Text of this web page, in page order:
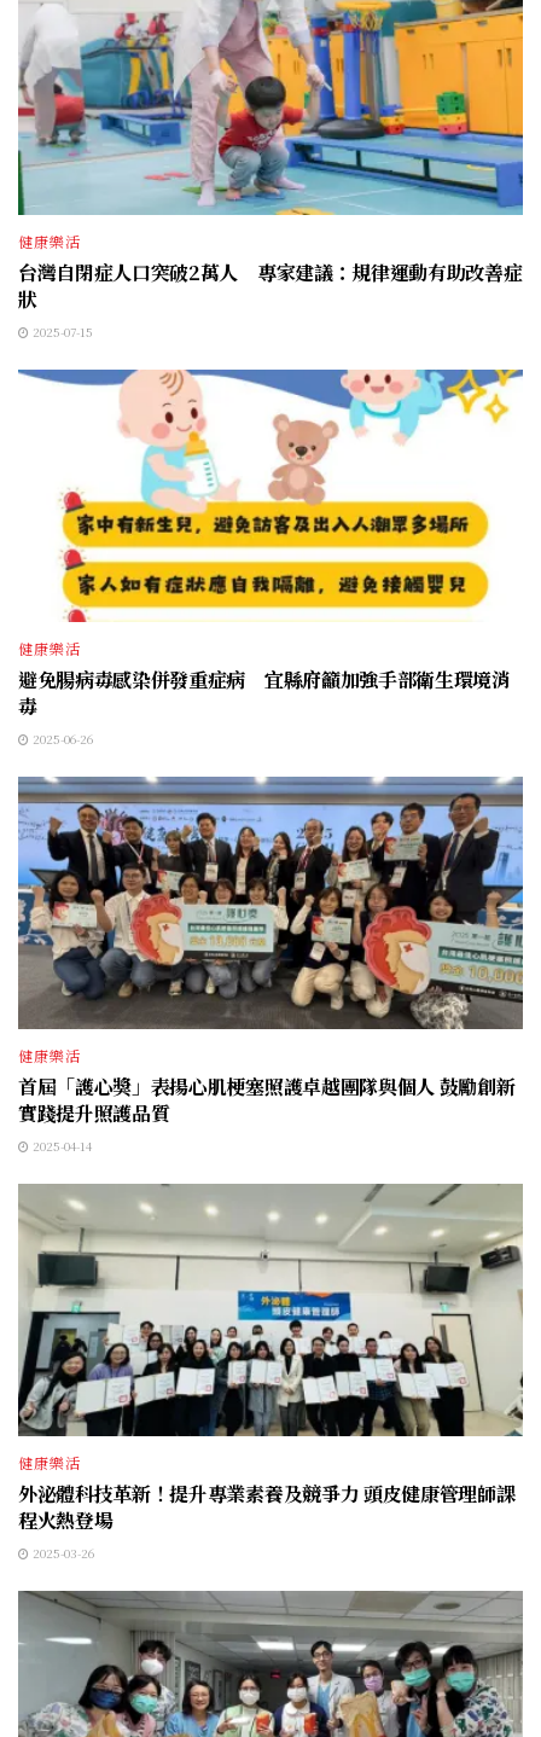
健康樂活
台灣自閉症人口突破2萬人 專家建議：規律運動有助改善症
狀
2025-07-15
健康樂活
避免腸病毒感染併發重症病 宜縣府籲加強手部衛生環境消
毒
2025-06-26
健康樂活
首屆「護心獎」表揚心肌梗塞照護卓越團隊與個人 鼓勵創新
實踐提升照護品質
2025-04-14
健康樂活
外泌體科技革新！提升專業素養及競爭力 頭皮健康管理師課
程火熱登場
2025-03-26